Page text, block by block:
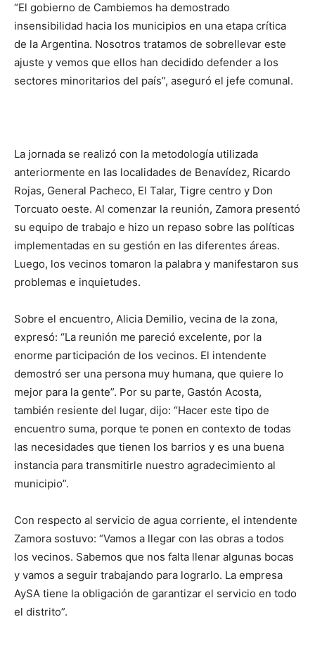
“El gobierno de Cambiemos ha demostrado
insensibilidad hacia los municipios en una etapa crítica
de la Argentina. Nosotros tratamos de sobrellevar este
ajuste y vemos que ellos han decidido defender a los
sectores minoritarios del país”, aseguró el jefe comunal.
La jornada se realizó con la metodología utilizada
anteriormente en las localidades de Benavídez, Ricardo
Rojas, General Pacheco, El Talar, Tigre centro y Don
Torcuato oeste. Al comenzar la reunión, Zamora presentó
su equipo de trabajo e hizo un repaso sobre las políticas
implementadas en su gestión en las diferentes áreas.
Luego, los vecinos tomaron la palabra y manifestaron sus
problemas e inquietudes.
Sobre el encuentro, Alicia Demilio, vecina de la zona,
expresó: “La reunión me pareció excelente, por la
enorme participación de los vecinos. El intendente
demostró ser una persona muy humana, que quiere lo
mejor para la gente”. Por su parte, Gastón Acosta,
también resiente del lugar, dijo: “Hacer este tipo de
encuentro suma, porque te ponen en contexto de todas
las necesidades que tienen los barrios y es una buena
instancia para transmitirle nuestro agradecimiento al
municipio”.
Con respecto al servicio de agua corriente, el intendente
Zamora sostuvo: “Vamos a llegar con las obras a todos
los vecinos. Sabemos que nos falta llenar algunas bocas
y vamos a seguir trabajando para lograrlo. La empresa
AySA tiene la obligación de garantizar el servicio en todo
el distrito”.